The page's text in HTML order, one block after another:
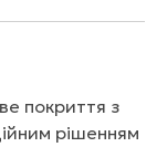
покриття з
рішенням